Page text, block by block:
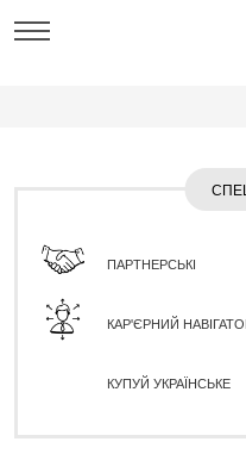
ПАРТНЕРСЬКІ
КАР'ЄРНИЙ
КУПУЙ УКРАЇНСЬКЕ